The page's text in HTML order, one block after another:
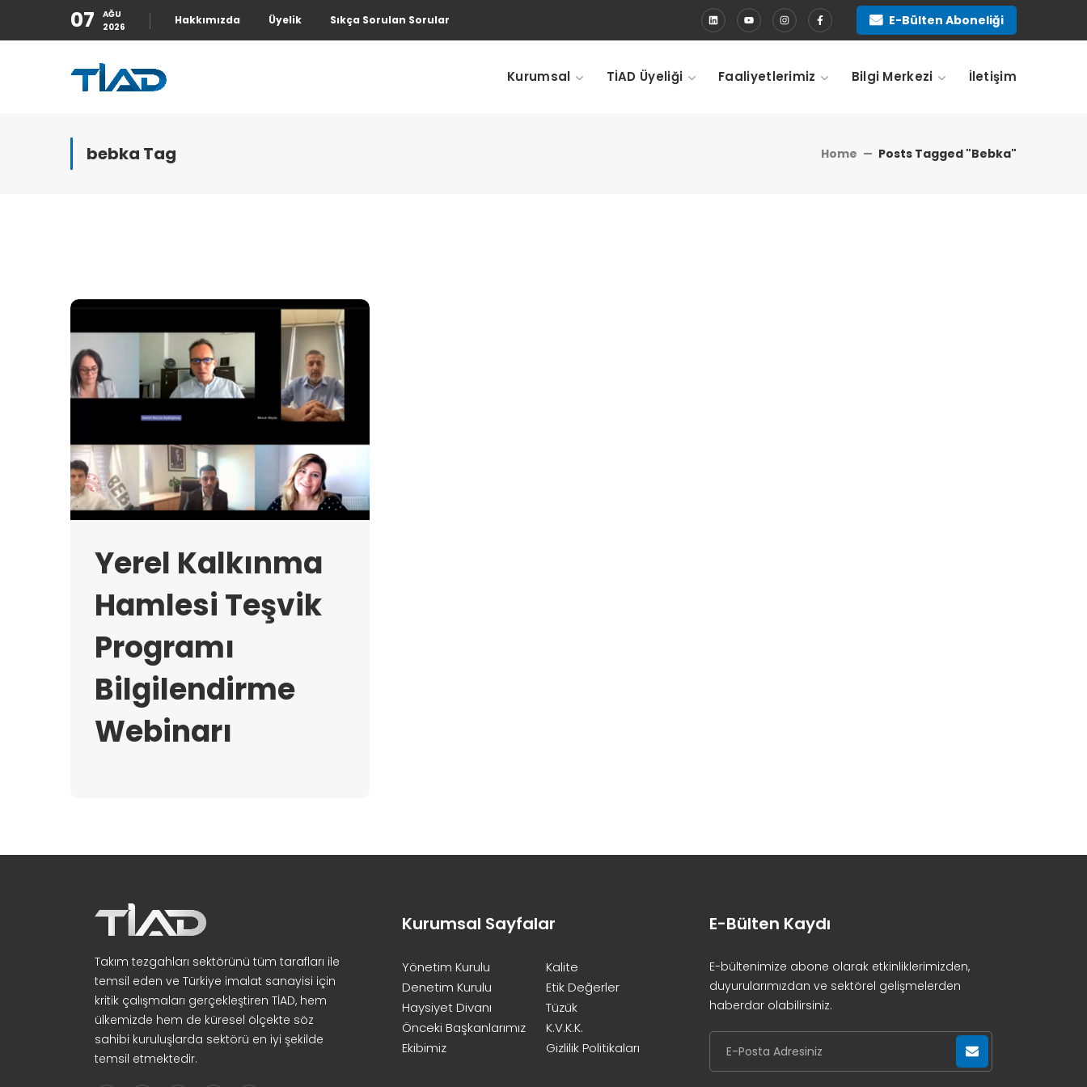
07
AĞU
2026
Hakkımızda Üyelik Sıkça Sorulan Sorular E-Bülten Aboneliği
Kurumsal TİAD Üyeliği Faaliyetlerimiz Bilgi Merkezi İletişim
bebka Tag Home Posts Tagged "bebka"
Yerel Kalkınma
Hamlesi Teşvik
Programı
Bilgilendirme
Webinarı
Takım tezgahları sektörünü tüm tarafları ile
temsil eden ve Türkiye imalat sanayisi için
kritik çalışmaları gerçekleştiren TİAD, hem
ülkemizde hem de küresel ölçekte söz
sahibi kuruluşlarda sektörü en iyi şekilde
temsil etmektedir.
Kurumsal Sayfalar
Yönetim Kurulu
Denetim Kurulu
Haysiyet Divanı
Önceki Başkanlarımız
Ekibimiz
Kalite
Etik Değerler
Tüzük
K.V.K.K.
Gizlilik Politikaları
E-Bülten Kaydı
E-bültenimize abone olarak etkinliklerimizden,
duyurularımızdan ve sektörel gelişmelerden
haberdar olabilirsiniz.